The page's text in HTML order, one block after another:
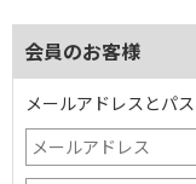
会員のお客様
メールアドレスとパ